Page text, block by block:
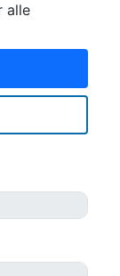
alle